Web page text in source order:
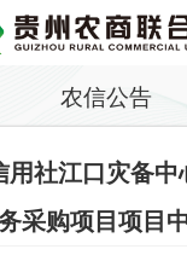
农信公告
用社江口灾备中
采购项目项目